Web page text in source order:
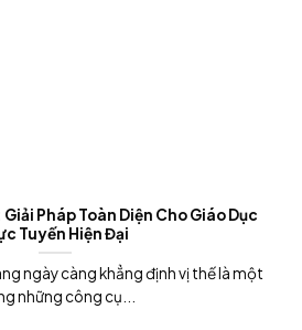
Pháp Toàn Diện Cho Giáo Dục
Tuyến Hiện Đại
ngày càng khẳng định vị thế là một
những công cụ...